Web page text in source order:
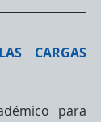
CARGAS
para